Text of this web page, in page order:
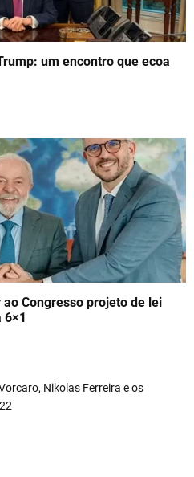
um encontro que ecoa
Congresso projeto de lei
6×1